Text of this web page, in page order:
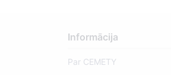
Informācija
Par CEMETY